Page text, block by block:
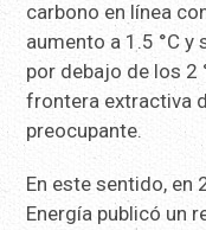
carbono en línea
aumento a 1.5 °C
por debajo de los 2
frontera extractiva
preocupante.
En este sentido, en
Energía publicó un